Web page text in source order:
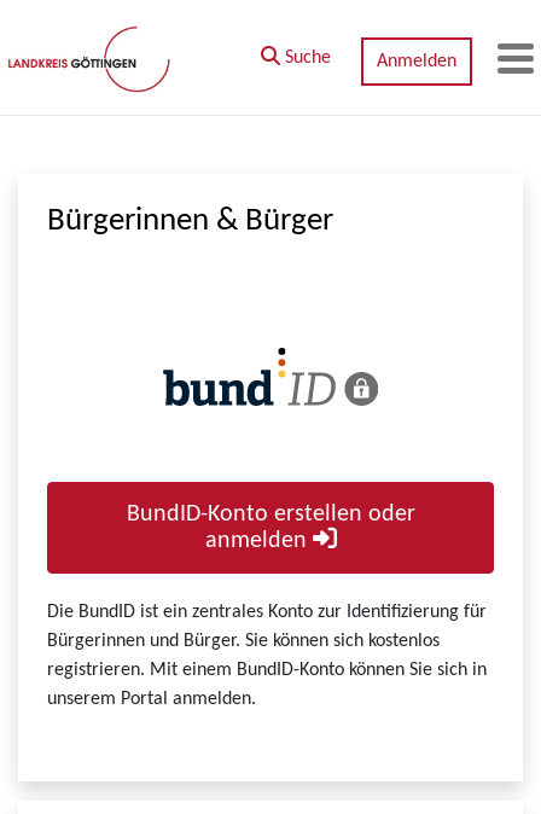
Zum Hauptinhalt springen
Suche Anmelden
Bürgerinnen & Bürger
BundID-Konto erstellen oder
anmelden
Die BundID ist ein zentrales Konto zur Identifizierung für
Bürgerinnen und Bürger. Sie können sich kostenlos
registrieren. Mit einem BundID-Konto können Sie sich in
unserem Portal anmelden.